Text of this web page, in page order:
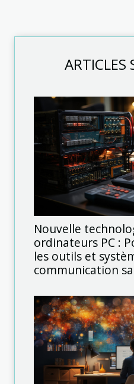
ARTICLES
Nouvelle
ordinateurs PC :
les outils et
communication